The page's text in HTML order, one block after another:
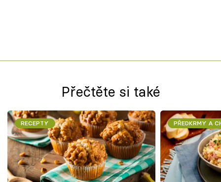
Přečtěte si také
RECEPTY PŘEDKRMY A